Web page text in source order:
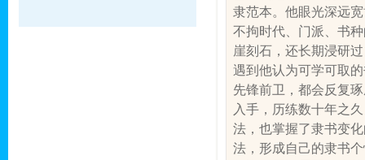
隶范本。他眼光深远
不拘时代、门派、书
崖刻石，还长期浸研
遇到他认为可学可取
先锋前卫，都会反复
入手，历练数十年之
法，也掌握了隶书变
法，形成自己的隶书